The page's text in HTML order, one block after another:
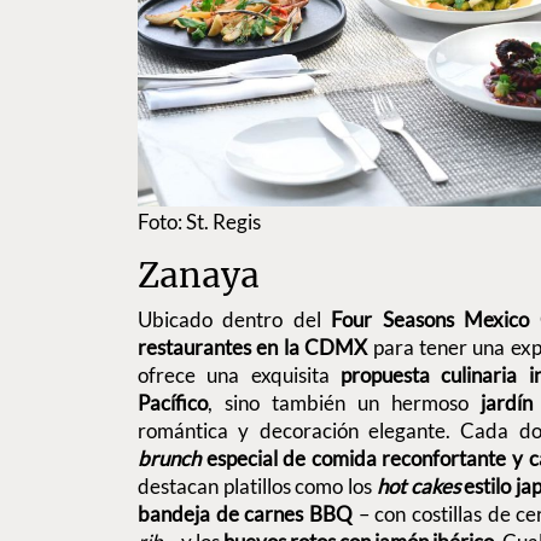
Foto: St. Regis
Zanaya
Ubicado dentro del Four Seasons Mexico
restaurantes en la CDMXpara tener una
ofrece una exquisita propuesta culinaria
Pacífico, sino también un hermosojardín
romántica y decoración elegante. Cada
brunchespecial de comida reconfortante y
destacan platillos como los hot cakesestilo
bandeja de carnes BBQ– con costillas de